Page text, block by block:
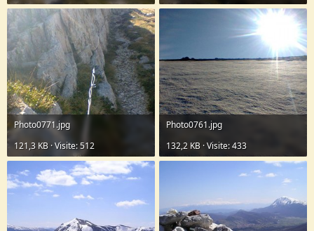
Photo0771.jpg
121,3 KB · Visite: 512
Photo0761.jpg
132,2 KB · Visite: 433